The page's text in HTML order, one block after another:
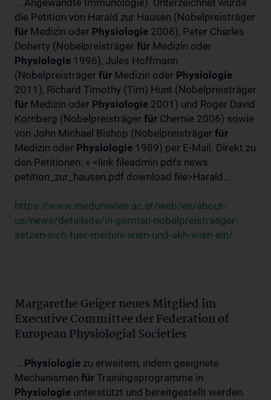
... Angewandte Immunologie). Unterzeichnet wurde
die Petition von Harald zur Hausen (Nobelpreisträger
für Medizin oder Physiologie 2008), Peter Charles
Doherty (Nobelpreisträger für Medizin oder
Physiologie 1996), Jules Hoffmann
(Nobelpreisträger für Medizin oder Physiologie
2011), Richard Timothy (Tim) Hunt (Nobelpreisträger
für Medizin oder Physiologie 2001) und Roger David
Kornberg (Nobelpreisträger für Chemie 2006) sowie
von John Michael Bishop (Nobelpreisträger für
Medizin oder Physiologie 1989) per E-Mail. Direkt zu
den Petitionen: » <link fileadmin pdfs news
petition_zur_hausen.pdf download file>Harald...
https://www.meduniwien.ac.at/web/en/about-
us/news/detailsite/in-german-nobelpreistraeger-
setzen-sich-fuer-meduni-wien-und-akh-wien-ein/
Margarethe Geiger neues Mitglied im
Executive Committee der Federation of
European Physiologial Societies
... Physiologie zu erweitern, indem geeignete
Mechanismen für Trainingsprogramme in
Physiologie unterstützt und bereitgestellt werden.